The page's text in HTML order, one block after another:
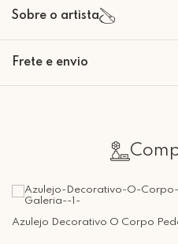
Sobre o artista
A Mimo Galeria nasceu para
Frete e envio
Que tal agendar um horário?
Azulejo Decorativo O Corpo